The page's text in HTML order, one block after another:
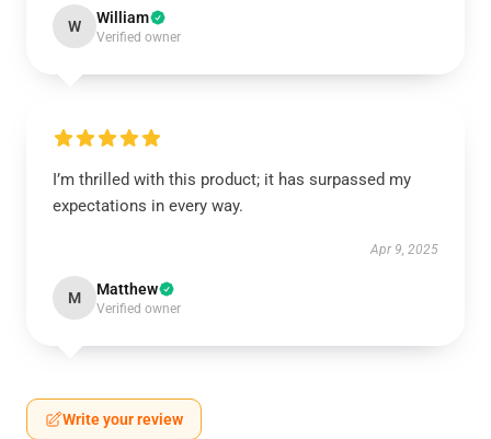
W William
Verified owner
I’m thrilled with this product; it has surpassed my
expectations in every way.
Apr 9, 2025
M Matthew
Verified owner
Write your review